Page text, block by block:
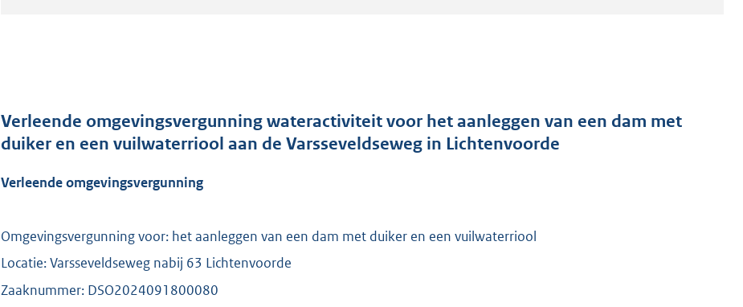
d
s
o
Verleende omgevingsvergunning wateractiviteit voor het aanleggen van een dam met
duiker en een vuilwaterriool aan de Varsseveldseweg in Lichtenvoorde
Verleende omgevingsvergunning
Omgevingsvergunning voor: het aanleggen van een dam met duiker en een vuilwaterriool
Locatie: Varsseveldseweg nabij 63 Lichtenvoorde
Zaaknummer: DSO2024091800080